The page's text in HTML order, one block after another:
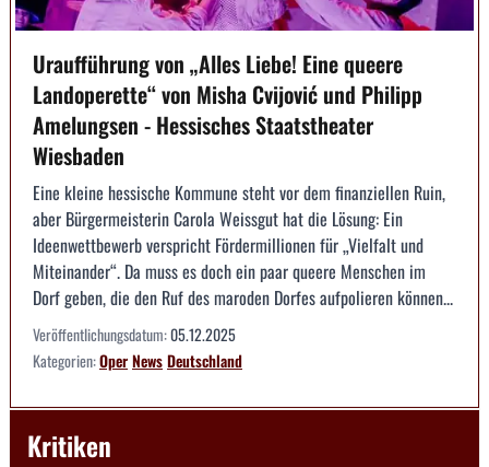
Uraufführung von „Alles Liebe! Eine queere
Landoperette“ von Misha Cvijović und Philipp
Amelungsen - Hessisches Staatstheater
Wiesbaden
Eine kleine hessische Kommune steht vor dem finanziellen Ruin,
aber Bürgermeisterin Carola Weissgut hat die Lösung: Ein
Ideenwettbewerb verspricht Fördermillionen für „Vielfalt und
Miteinander“. Da muss es doch ein paar queere Menschen im
Dorf geben, die den Ruf des maroden Dorfes aufpolieren können...
Veröffentlichungsdatum:05.12.2025
Kategorien:OperNewsDeutschland
Kritiken